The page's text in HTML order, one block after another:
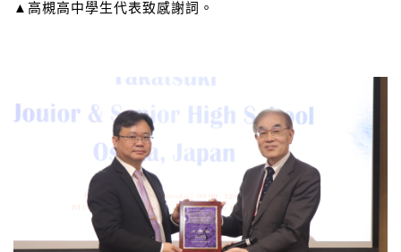
▲高槻高中學生代表致感謝詞。